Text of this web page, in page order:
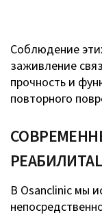
Соблюдение
заживление
прочность и
повторного
В Osanclinic мы